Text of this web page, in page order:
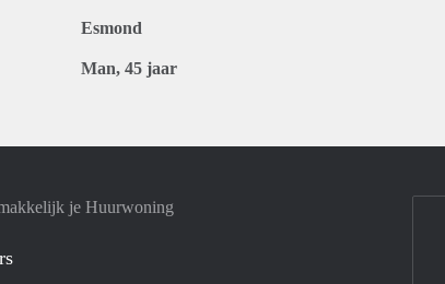
Esmond
Man, 45 jaar
je Huurwoning